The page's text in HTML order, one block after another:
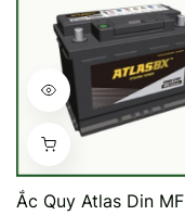
Ắc Quy Atlas Din MF